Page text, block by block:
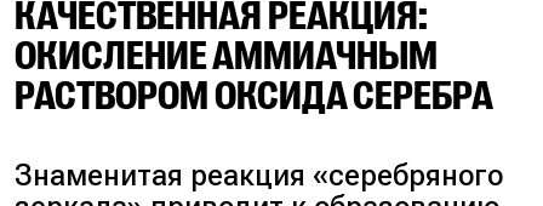
КАЧЕСТВЕННАЯ РЕАКЦИЯ:
ОКИСЛЕНИЕ АММИАЧНЫМ
РАСТВОРОМ ОКСИДА СЕРЕБРА
Знаменитая реакция «серебряного